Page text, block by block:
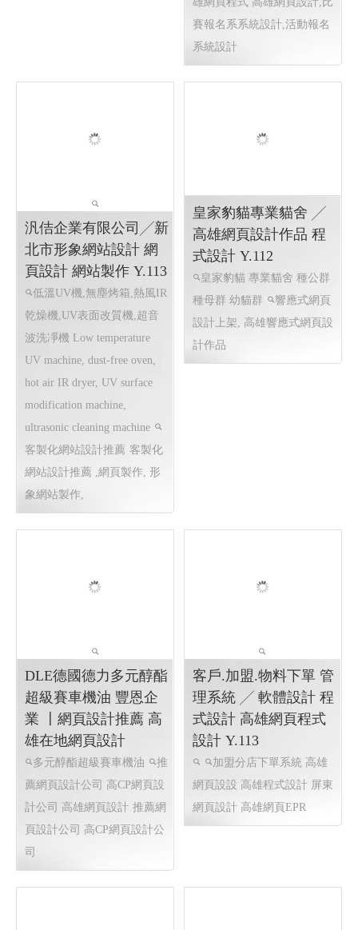
賽報名系系統設計,活動報名
系統設計
汎佶企業有限公司╱新
北市形象網站設計 網
頁設計 網站製作 Y.113
低溫UV機,無塵烤箱,熱風IR
乾燥機,UV表面改質機,超音
波洗凈機 Low temperature
UV machine, dust-free oven,
hot air IR dryer, UV surface
modification machine,
ultrasonic cleaning machine
客製化網站設計推薦 客製化
網站設計推薦 ,網頁製作, 形
象網站製作,
皇家豹貓專業貓舍 ╱
高雄網頁設計作品 程
式設計 Y.112
皇家豹貓 專業貓舍 種公群
種母群 幼貓群
響應式網頁
設計上架, 高雄響應式網頁設
計作品
DLE德國德力多元醇酯
超級賽車機油 豐恩企
業 〡網頁設計推薦 高
雄在地網頁設計
多元醇酯超級賽車機油
推
薦網頁設計公司 高CP網頁設
計公司 高雄網頁設計 推薦網
頁設計公司 高CP網頁設計公
司
客戶.加盟.物料下單 管
理系統 ╱ 軟體設計 程
式設計 高雄網頁程式
設計 Y.113
加盟分店下單系統 高雄
網頁設設 高雄程式設計 屏東
網頁設計 高雄網頁EPR